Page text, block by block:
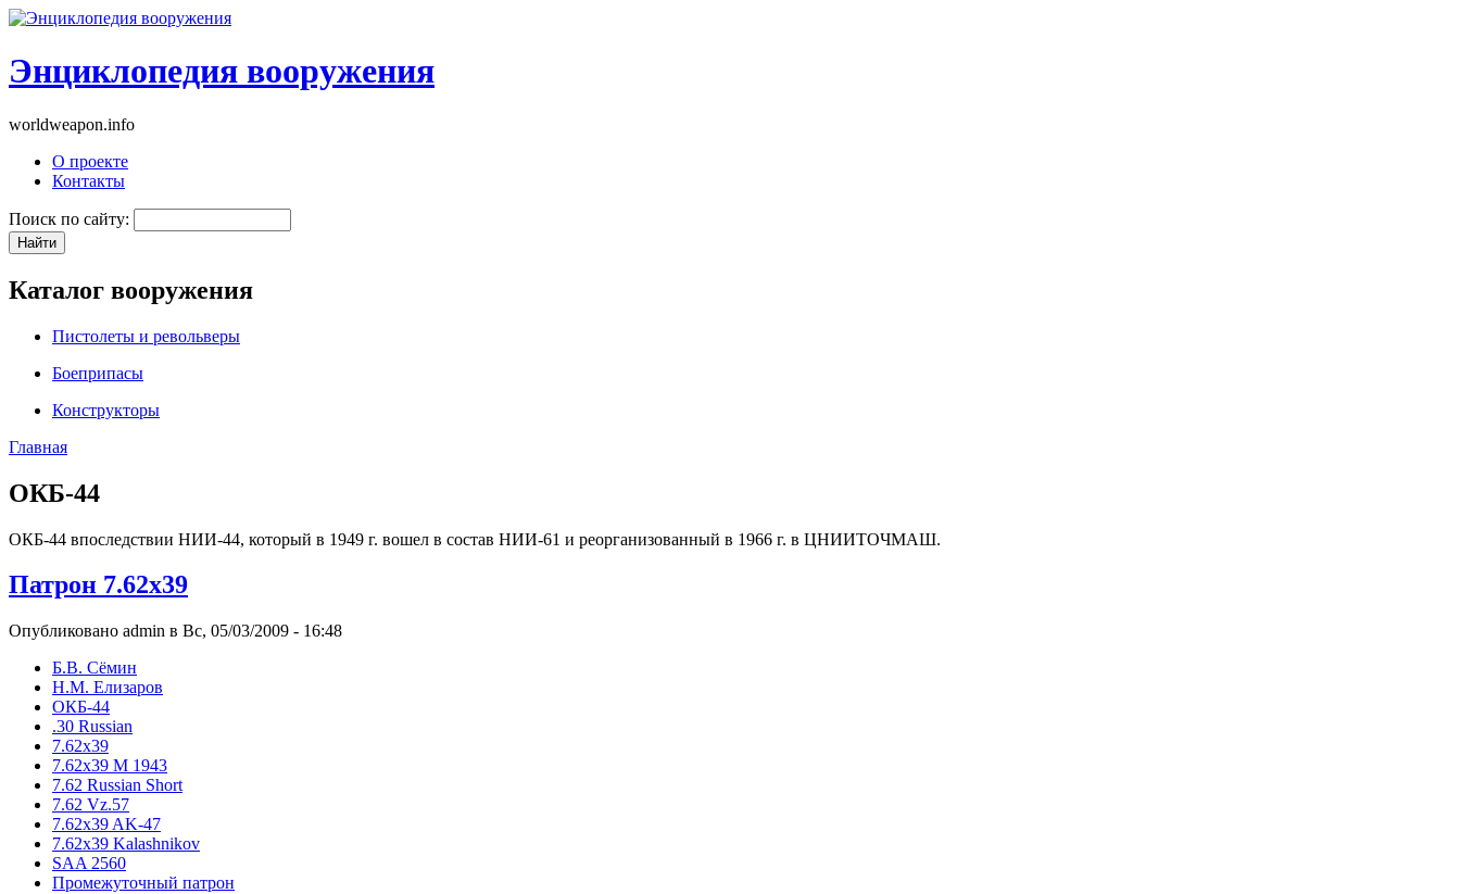
Энциклопедия вооружения
worldweapon.info
О проекте
Контакты
Поиск по сайту:
Каталог вооружения
Пистолеты и револьверы
Боеприпасы
Конструкторы
Главная
ОКБ-44
ОКБ-44 впоследствии НИИ-44, который в 1949 г. вошел в состав НИИ-61 и реорганизованный в 1966 г. в ЦНИИТОЧМАШ.
Патрон 7.62х39
Опубликовано admin в Вс, 05/03/2009 - 16:48
Б.В. Сёмин
Н.М. Елизаров
ОКБ-44
.30 Russian
7.62x39
7.62x39 М 1943
7.62 Russian Short
7.62 Vz.57
7.62x39 AK-47
7.62x39 Kalashnikov
SAA 2560
Промежуточный патрон